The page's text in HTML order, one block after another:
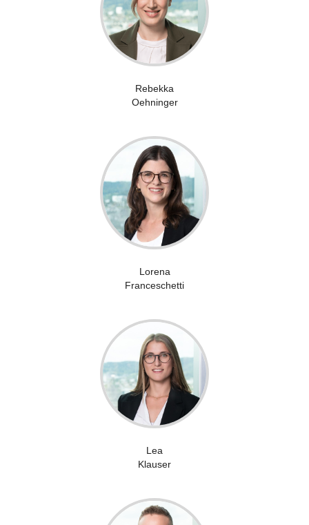
Rebekka
Oehninger
Lea
Klauser
Lorena
Franceschetti